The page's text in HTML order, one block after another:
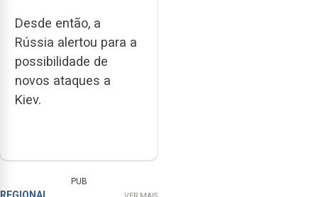
Desde então, a
Rússia alertou para a
possibilidade de
novos ataques a
Kiev.
PUB
REGIONAL